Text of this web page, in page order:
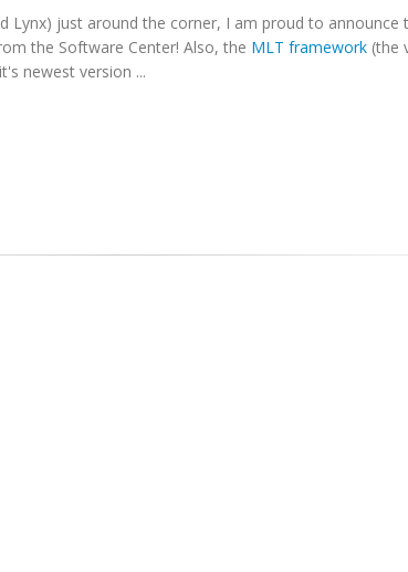
Lynx) just around the corner, I am proud to announce
the Software Center! Also, the MLT framework (the
newest version ...